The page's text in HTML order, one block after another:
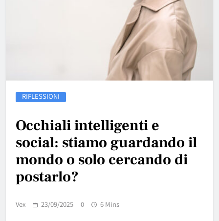
RIFLESSIONI
Occhiali intelligenti e
social: stiamo guardando il
mondo o solo cercando di
postarlo?
Vex 23/09/2025 0 6 Mins